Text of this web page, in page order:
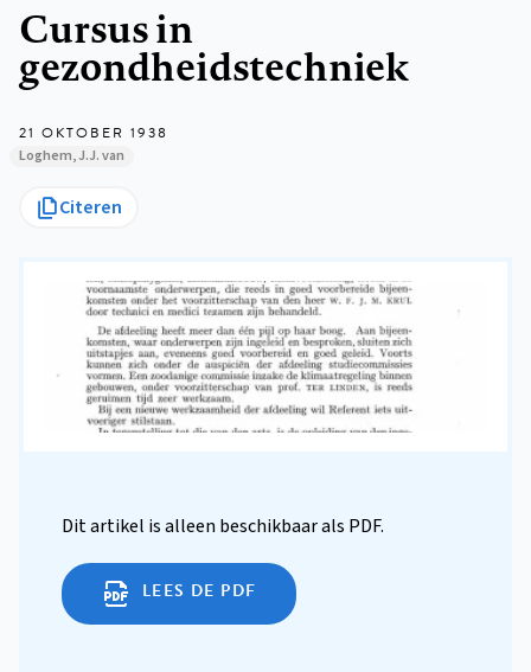
Cursus in
gezondheidstechniek
21 OKTOBER 1938
Loghem, J.J. van
Citeren
Dit artikel is alleen beschikbaar als PDF.
LEES DE PDF